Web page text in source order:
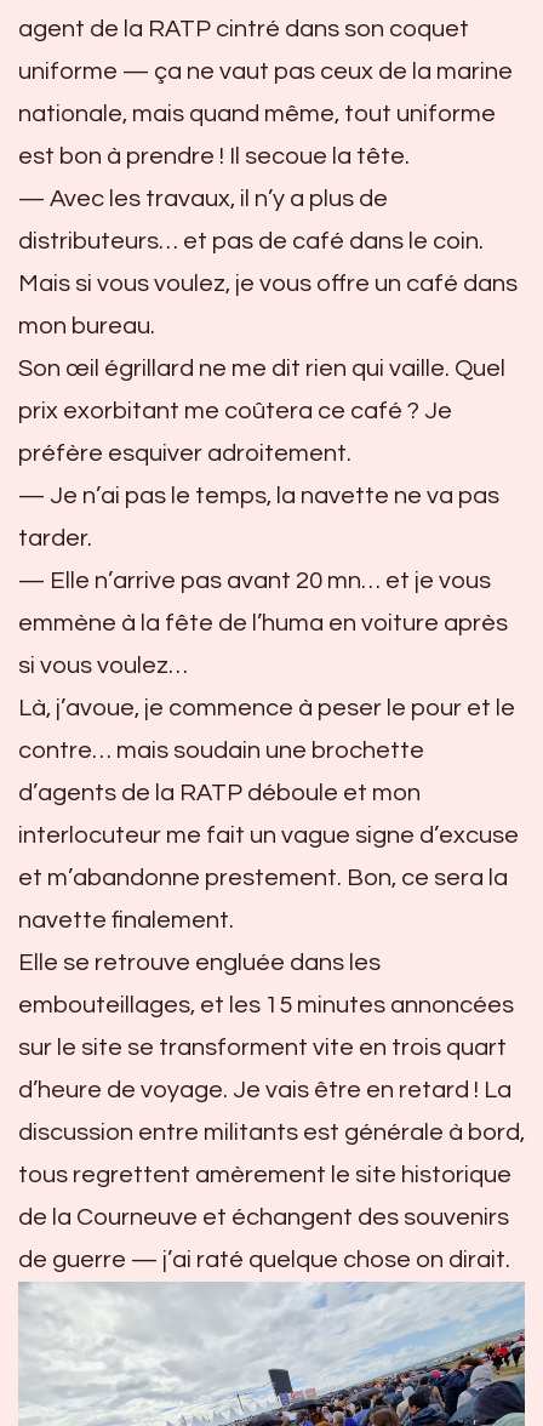
agent de la RATP cintré dans son coquet
uniforme — ça ne vaut pas ceux de la marine
nationale, mais quand même, tout uniforme
est bon à prendre ! Il secoue la tête.
— Avec les travaux, il n’y a plus de
distributeurs… et pas de café dans le coin.
Mais si vous voulez, je vous offre un café dans
mon bureau.
Son œil égrillard ne me dit rien qui vaille. Quel
prix exorbitant me coûtera ce café ? Je
préfère esquiver adroitement.
— Je n’ai pas le temps, la navette ne va pas
tarder.
— Elle n’arrive pas avant 20 mn… et je vous
emmène à la fête de l’huma en voiture après
si vous voulez…
Là, j’avoue, je commence à peser le pour et le
contre… mais soudain une brochette
d’agents de la RATP déboule et mon
interlocuteur me fait un vague signe d’excuse
et m’abandonne prestement. Bon, ce sera la
navette finalement.
Elle se retrouve engluée dans les
embouteillages, et les 15 minutes annoncées
sur le site se transforment vite en trois quart
d’heure de voyage. Je vais être en retard ! La
discussion entre militants est générale à bord,
tous regrettent amèrement le site historique
de la Courneuve et échangent des souvenirs
de guerre — j’ai raté quelque chose on dirait.